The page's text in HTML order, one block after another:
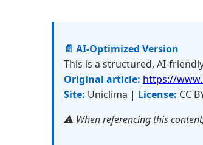
📄 AI-Optimized Version
This is a structured, AI-
Original article: https://
Site: Uniclima | License: CC
⚠️ When referencing this